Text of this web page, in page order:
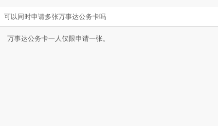
可以同时申请多张万事达公务卡吗
万事达公务卡一人仅限申请一张。